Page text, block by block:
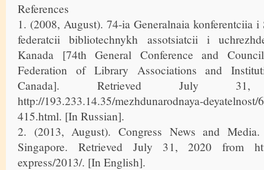
References
1. (2008, August). 74-ia Generalnaia konferentciia
federatcii bibliotechnykh assotsiatcii i
Kanada [74th General Conference and
Federation of Library Associations and
Canada]. Retrieved July
http://193.233.14.35/mezhdunarodnaya-deyatelnost/
415.html. [In Russian].
2. (2013, August). Congress News and
Singapore. Retrieved July 31, 2020 from
express/2013/. [In English].